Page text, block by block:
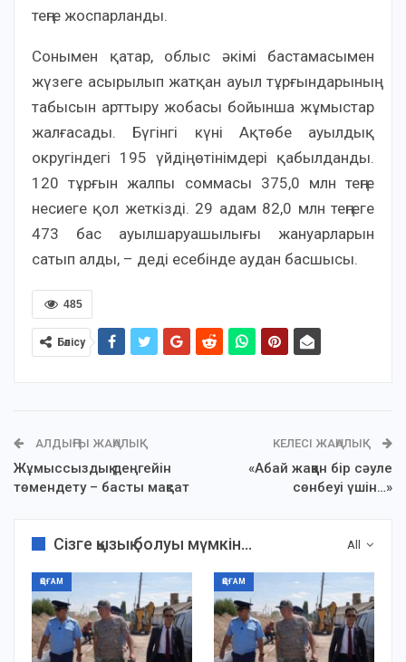
теңге жоспарланды.
Сонымен қатар, облыс әкімі бастамасымен
жүзеге асырылып жатқан ауыл тұрғындарының
табысын арттыру жобасы бойынша жұмыстар
жалғасады. Бүгінгі күні Ақтөбе ауылдық
округіндегі 195 үйдің өтінімдері қабылданды.
120 тұрғын жалпы соммасы 375,0 млн теңге
несиеге қол жеткізді. 29 адам 82,0 млн теңгеге
473 бас ауылшаруашылығы жануарларын
сатып алды, – деді есебінде аудан басшысы.
485
Бөлісу
АЛДЫҢҒЫ ЖАҢАЛЫҚ
Жұмыссыздық деңгейін
төмендету – басты мақсат
КЕЛЕСІ ЖАҢАЛЫҚ
«Абай жаққан бір сәуле
сөнбеуі үшін…»
All
Сізге қызық болуы мүмкін...
ҚОҒАМ ҚОҒАМ